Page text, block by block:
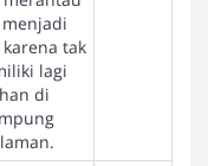
tak
lagi
di